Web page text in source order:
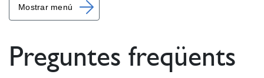
Mostrar menú
Preguntes freqüents